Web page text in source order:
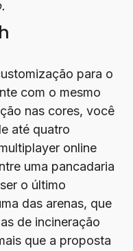
para o
com o mesmo
nas cores, você
até quatro
online
uma pancadaria
o último
das arenas, que
de incineração
que a proposta